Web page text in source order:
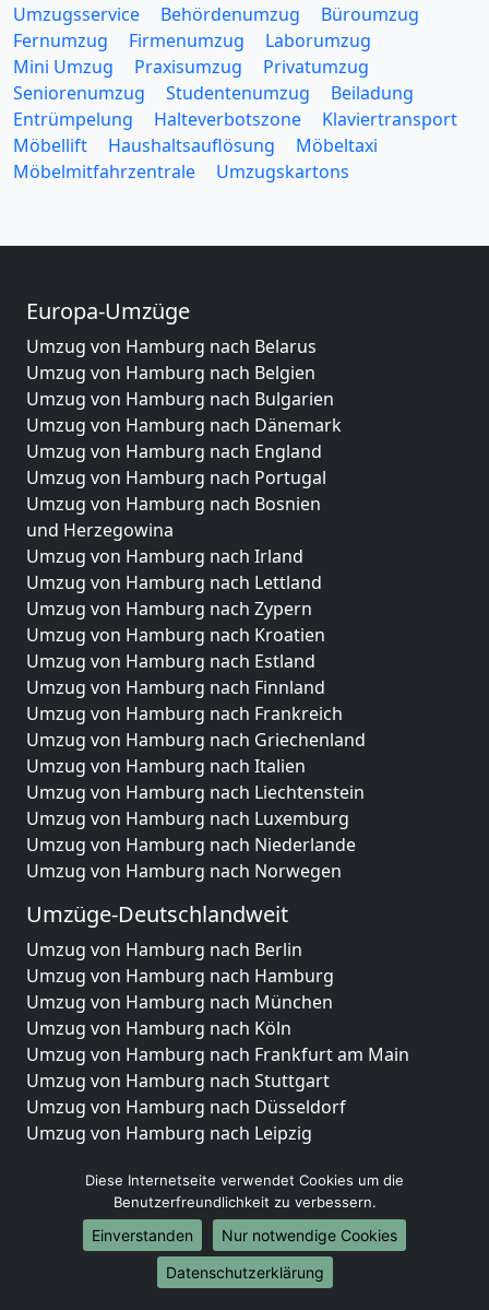
Umzugsservice Behördenumzug
Büroumzug
Fernumzug
Firmenumzug
Laborumzug
Mini Umzug
Praxisumzug
Privatumzug
Seniorenumzug
Studentenumzug
Beiladung
Entrümpelung
Halteverbotszone
Klaviertransport
Möbellift
Haushaltsauflösung
Möbeltaxi
Möbelmitfahrzentrale
Umzugskartons
Europa-Umzüge
Umzug von Hamburg nach Belarus
Umzug von Hamburg nach Belgien
Umzug von Hamburg nach Bulgarien
Umzug von Hamburg nach Dänemark
Umzug von Hamburg nach England
Umzug von Hamburg nach Portugal
Umzug von Hamburg nach Bosnien
und Herzegowina
Umzug von Hamburg nach Irland
Umzug von Hamburg nach Lettland
Umzug von Hamburg nach Zypern
Umzug von Hamburg nach Kroatien
Umzug von Hamburg nach Estland
Umzug von Hamburg nach Finnland
Umzug von Hamburg nach Frankreich
Umzug von Hamburg nach Griechenland
Umzug von Hamburg nach Italien
Umzug von Hamburg nach Liechtenstein
Umzug von Hamburg nach Luxemburg
Umzug von Hamburg nach Niederlande
Umzug von Hamburg nach Norwegen
Umzüge-Deutschlandweit
Umzug von Hamburg nach Berlin
Umzug von Hamburg nach Hamburg
Umzug von Hamburg nach München
Umzug von Hamburg nach Köln
Umzug von Hamburg nach Frankfurt am Main
Umzug von Hamburg nach Stuttgart
Umzug von Hamburg nach Düsseldorf
Umzug von Hamburg nach Leipzig
Umzug von Hamburg nach Essen
Umzug von Hamburg nach Bremen
Umzug von Hamburg nach Dresden
Umzug von Hamburg nach Hannover
Umzug von Hamburg nach Nürnberg
Diese Internetseite verwendet Cookies um die
Benutzerfreundlichkeit zu verbessern.
Einverstanden
Nur notwendige Cookies
Datenschutzerklärung